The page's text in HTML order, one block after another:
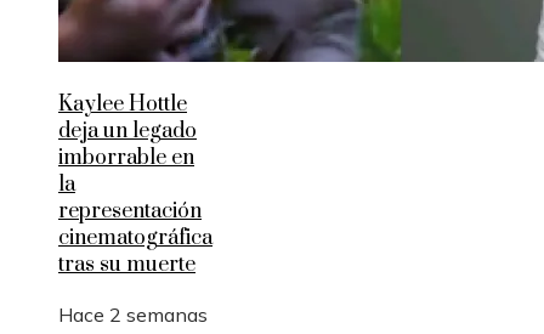
Kaylee Hottle
deja un legado
imborrable en
la
representación
cinematográfica
tras su muerte
Hace 2 semanas